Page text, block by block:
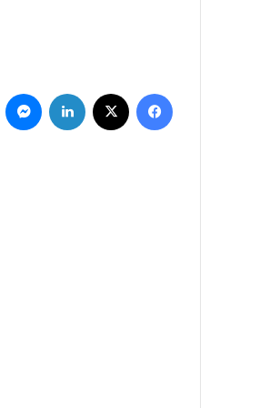
فيسبوك لينكدإن